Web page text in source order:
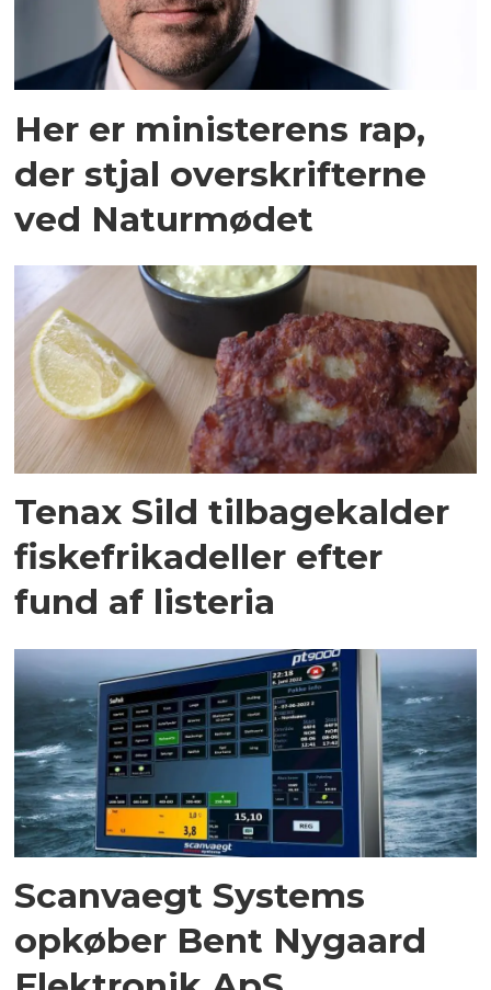
Her er ministerens rap,
der stjal overskrifterne
ved Naturmødet
Tenax Sild tilbagekalder
fiskefrikadeller efter
fund af listeria
Scanvaegt Systems
opkøber Bent Nygaard